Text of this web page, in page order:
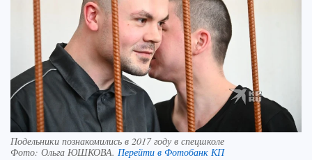
Подельники познакомились в 2017 году в спецшколе
Фото: Ольга ЮШКОВА. Перейти в Фотобанк КП